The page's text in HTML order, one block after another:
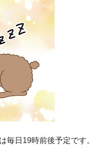
毎日19時前後予定です。